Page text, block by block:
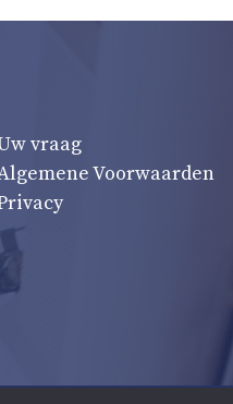
vraag
Voorwaarden